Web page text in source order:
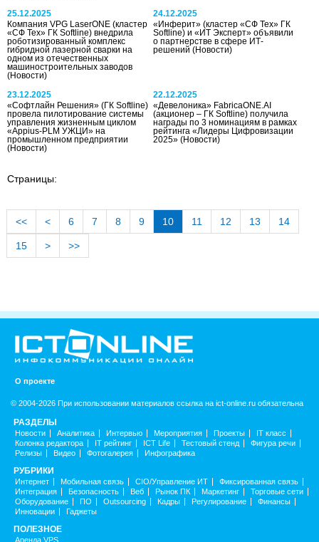
25.12.2025
Компания VPG LaserONE (кластер
«СФ Тех» ГК Softline) внедрила
роботизированный комплекс
гибридной лазерной сварки на
одном из отечественных
машиностроительных заводов
(Новости)
24.12.2025
«Инферит» (кластер «СФ Тех» ГК
Softline) и «ИТ Эксперт» объявили
о партнерстве в сфере ИТ-
решений(Новости)
23.12.2025
«Софтлайн Решения» (ГК Softline)
провела пилотирование системы
управления жизненным циклом
«Appius-PLM УЖЦИ» на
промышленном предприятии
(Новости)
22.12.2025
«Девелоника» FabricaONE.AI
(акционер – ГК Softline) получила
награды по 3 номинациям в рамках
рейтинга «Лидеры Цифровизации
2025»(Новости)
Страницы:
<< < 6 7 8 9 10 11 12 13 14
15 > >>
О проекте
© 2004-2026 При использовании материалов ссылка на ict-online.ru обязательна
РАЗДЕЛЫ
Новости Аналитика Интервью Мероприятия Проекты
IT класс
Колонка редактора
IT рейтинг ICT Life Тестовый стенд
Фигура речи
Релизы
Видео Фотогалерея Инфографика
РУБРИКИ
Интернет Мобильная связь CIO/Управление ИТ
Фиксированная связь
Интеграция
Безопасность Веб Рынок ПК Маркетинг
Торговые сети
Оборудование
ПО Outsourcing Кадры Регулирование
Финансы
Инновации
Гаджеты
ПОЛЕЗНОЕ
Аренда VPS